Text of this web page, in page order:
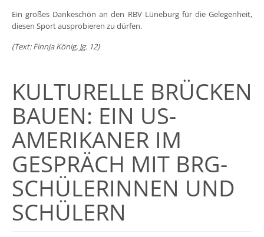
Ein großes Dankeschön an den RBV Lüneburg für die Gelegenheit,
diesen Sport ausprobieren zu dürfen.
(Text: Finnja König, Jg. 12)
KULTURELLE BRÜCKEN
BAUEN: EIN US-
AMERIKANER IM
GESPRÄCH MIT BRG-
SCHÜLERINNEN UND
SCHÜLERN